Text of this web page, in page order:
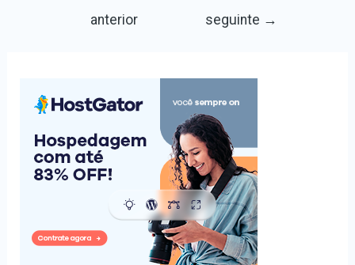
anterior
seguinte →